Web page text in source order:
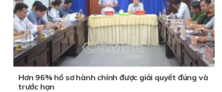
Hơn 96% hồ sơ hành chính được giải quyết đúng và
trước hạn